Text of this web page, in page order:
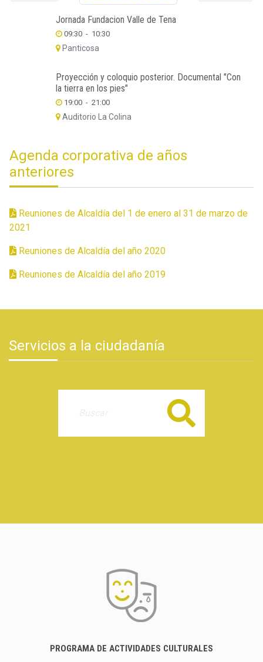
Jornada Fundacion Valle de Tena
09:30 - 10:30
Panticosa
Proyección y coloquio posterior. Documental "Con
la tierra en los pies"
19:00 -21:00
Auditorio La Colina
Agenda corporativa de años
anteriores
Reuniones de Alcaldía del 1 de enero al 31 de marzo de
2021
Reuniones de Alcaldía del año 2020
Reuniones de Alcaldía del año 2019
Servicios a la ciudadanía
Buscar
PROGRAMA DE ACTIVIDADES CULTURALES